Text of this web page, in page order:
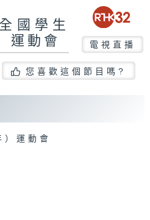
國學生
運動會
電視直播
您喜歡這個節目嗎?
）運動會